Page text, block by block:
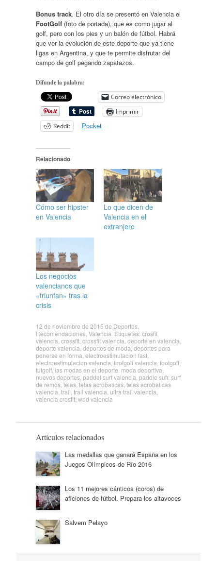
Bonus track. El otro día se presentó en Valencia el
FootGolf (foto de portada), que es como jugar al
golf, pero con los pies y un balón de fútbol. Habrá
que ver la evolución de este deporte que ya tiene
ligas en Argentina, y que te permite disfrutar del
campo de golf pegando zapatazos.
Difunde la palabra:
Correo electrónico
Imprimir
Reddit
Pocket
Relacionado
Cómo ser hipster
en Valencia
Lo que dicen de
Valencia en el
extranjero
Los negocios
valencianos que
«triunfan» tras la
crisis
12 de noviembre de 2015 de Deportes,
Recomendaciones, Valencia . Etiquetas:crosfit
valencia crossfit, crossfit valencia deporte en valencia
deporte valencia deportes de moda deportes para
ponerse en forma electroestimulacion fast,
electroestimulacion valencia foofgolf valencia footgolf,
futgolf, las modas en el deporte moda deportiva
nuevos deportes, paddel surf valencia paddle sufr, surf
de remos, telas, telas acrobaticas, telas acrobaticas
valencia trail trail valencia ultra trail valencia
valencia crosfit, wod valencia
Artículos relacionados
Las medallas que ganará España en los
Juegos Olímpicos de Río 2016
Los 11 mejores cánticos (coros) de
aficiones de fútbol. Prepara los altavoces
Salvem Pelayo